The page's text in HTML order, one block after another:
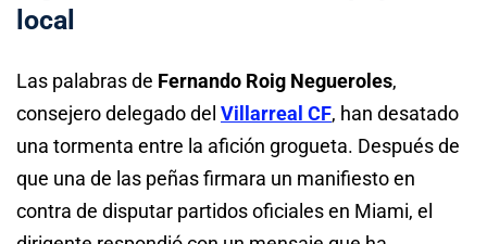
local
Las palabras de Fernando Roig Negueroles,
consejero delegado del Villarreal CF, han desatado
una tormenta entre la afición grogueta. Después de
que una de las peñas firmara un manifiesto en
contra de disputar partidos oficiales en Miami, el